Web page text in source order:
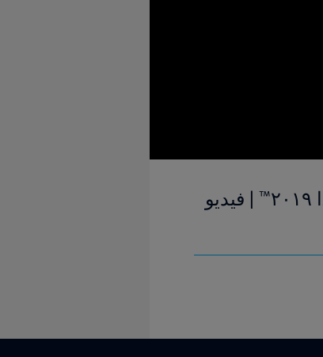
الإكوادور والمكسيك | المجموعة ٢ | كأس العالم تحت ٢٠ سنة FIFA بولندا ٢٠١٩™ | فيديو